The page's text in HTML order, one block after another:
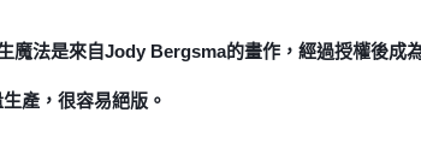
每筆NT$80，滿NT$3,000(含以上)免運費
魔法是來自Jody Bergsma的畫作，經過授權後成
產，很容易絕版。